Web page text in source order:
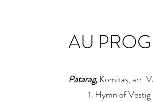
AU
Patarag,Komitas, arr.
1. Hymn of Vestig